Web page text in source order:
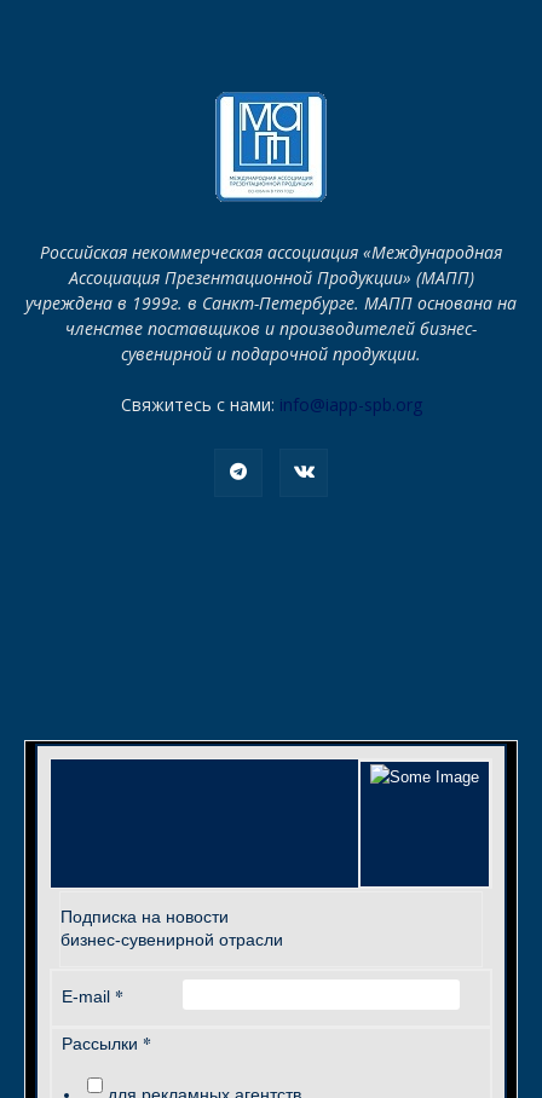
Российская некоммерческая ассоциация «Международная
Ассоциация Презентационной Продукции» (МАПП)
учреждена в 1999г. в Санкт-Петербурге. МАПП основана на
членстве поставщиков и производителей бизнес-
сувенирной и подарочной продукции.
Свяжитесь с нами: info@iapp-spb.org
Подписка на новости
бизнес-сувенирной отрасли
E-mail *
Рассылки *